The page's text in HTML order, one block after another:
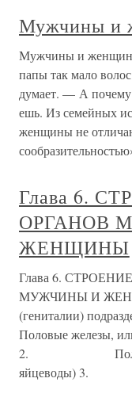
Мужчины и
Мужчины и
папы так мало
думает. — А почему
ешь. Из семейных
женщины не
Глава 6.
ОРГАНОВ
ЖЕНЩИНЫ
Глава 6.
МУЖЧИНЫ И
(гениталии)
Половые железы,
2. Половые
яйцеводы) 3.